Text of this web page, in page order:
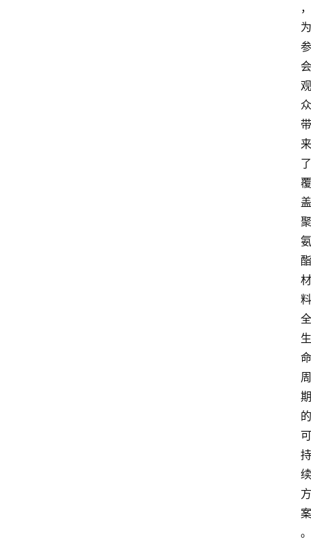
，
为
参
会
观
众
带
来
了
覆
盖
聚
氨
酯
材
料
全
生
命
周
期
的
可
持
续
方
案
。